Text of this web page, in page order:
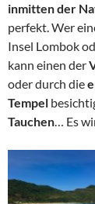
inmitten der
perfekt. Wer
Insel Lombok
kann einen der
oder durch die
Tempel
Tauchen… Es